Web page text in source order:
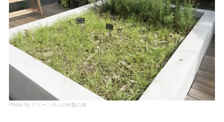
Photo by グリーンサムの外観の畑